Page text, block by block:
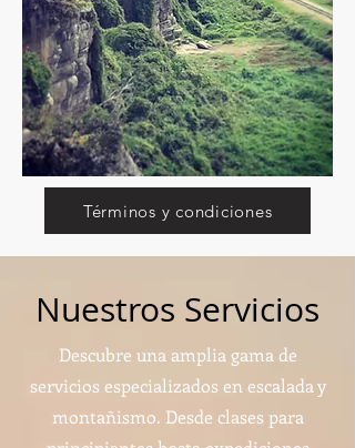
Términos y condiciones
Nuestros Servicios
Descubre una amplia gama de
servicios especializados en escalada y
montañismo. Desde clases para